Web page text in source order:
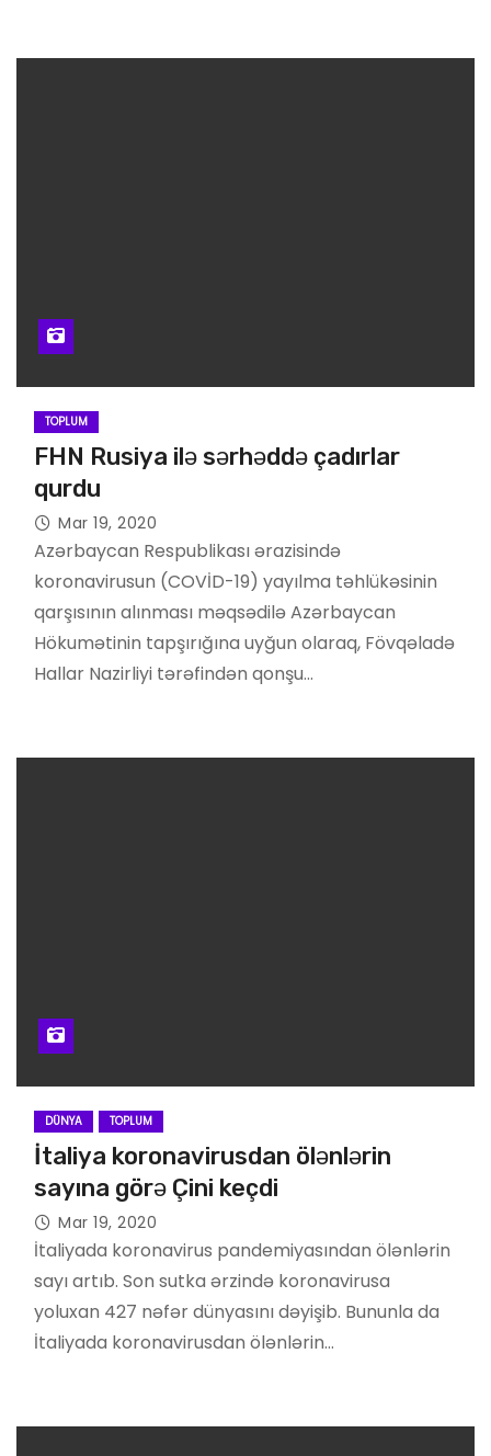
TOPLUM
FHN Rusiya ilə sərhəddə çadırlar
qurdu
Mar 19, 2020
Azərbaycan Respublikası ərazisində
koronavirusun (COVİD-19) yayılma təhlükəsinin
qarşısının alınması məqsədilə Azərbaycan
Hökumətinin tapşırığına uyğun olaraq, Fövqəladə
Hallar Nazirliyi tərəfindən qonşu…
DÜNYA TOPLUM
İtaliya koronavirusdan ölənlərin
sayına görə Çini keçdi
Mar 19, 2020
İtaliyada koronavirus pandemiyasından ölənlərin
sayı artıb. Son sutka ərzində koronavirusa
yoluxan 427 nəfər dünyasını dəyişib. Bununla da
İtaliyada koronavirusdan ölənlərin…